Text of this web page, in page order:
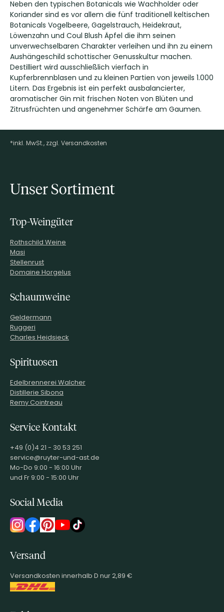
Neben den typischen Botanicals wie Wachholder oder
Koriander sind es vor allem die fünf traditionell keltischen
Botanicals Vogelbeere, Gagelstrauch, Heidekraut,
Löwenzahn und Coul Blush Äpfel die ihm seinen
unverwechselbaren Charakter verleihen und ihn zu einem
Aushängeschild schottischer Genusskultur machen.
Destilliert wird ausschließlich vierfach in
Kupferbrennblasen und zu kleinen Partien von jeweils 1.000
Litern. Das Ergebnis ist ein perfekt ausbalancierter,
aromatischer Gin mit frischen Noten von Blüten und
Zitrusfrüchten und angenehmer Schärfe am Gaumen.
Footer-Menü
*inkl. MwSt., zzgl. Versandkosten
Unser Sortiment
Top-Weingüter
Rothschild Weine
Masi
Stellenrust
Domaine Horgelus
Schaumweine
Geldermann
Ruggeri
Charles Heidsieck
Spirituosen
Edelbrennerei Walcher
Distillerie Sibona
Remy Cointreau
Service Kontakt
+49 (0)4 21 - 30 53 251
service@ruyter-und-ast.de
Mo-Do 9:00 - 16:00 Uhr
und Fr 9:00 - 15:00 Uhr
Social Media
Versand
Versandkosten innerhalb D nur 2,89 €